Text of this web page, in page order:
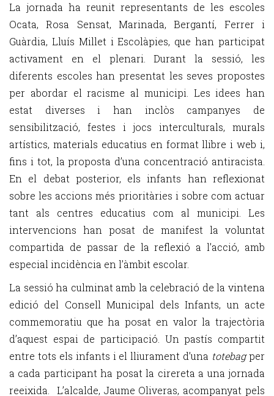
La jornada ha reunit representants de les escoles
Ocata, Rosa Sensat, Marinada, Bergantí, Ferrer i
Guàrdia, Lluís Millet i Escolàpies, que han participat
activament en el plenari. Durant la sessió, les
diferents escoles han presentat les seves propostes
per abordar el racisme al municipi. Les idees han
estat diverses i han inclòs campanyes de
sensibilització, festes i jocs interculturals, murals
artístics, materials educatius en format llibre i web i,
fins i tot, la proposta d’una concentració antiracista.
En el debat posterior, els infants han reflexionat
sobre les accions més prioritàries i sobre com actuar
tant als centres educatius com al municipi. Les
intervencions han posat de manifest la voluntat
compartida de passar de la reflexió a l’acció, amb
especial incidència en l’àmbit escolar.
La sessió ha culminat amb la celebració de la vintena
edició del Consell Municipal dels Infants, un acte
commemoratiu que ha posat en valor la trajectòria
d’aquest espai de participació. Un pastís compartit
entre tots els infants i el lliurament d’una totebagper
a cada participant ha posat la cirereta a una jornada
reeixida. L’alcalde, Jaume Oliveras, acompanyat pels